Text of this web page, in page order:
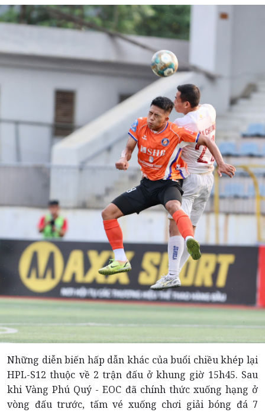
Những diễn biến hấp dẫn khác của buổi chiều khép lại
HPL-S12 thuộc về 2 trận đấu ở khung giờ 15h45. Sau
khi Vàng Phú Quý - EOC đã chính thức xuống hạng ở
vòng đấu trước, tấm vé xuống chơi giải bóng đá 7